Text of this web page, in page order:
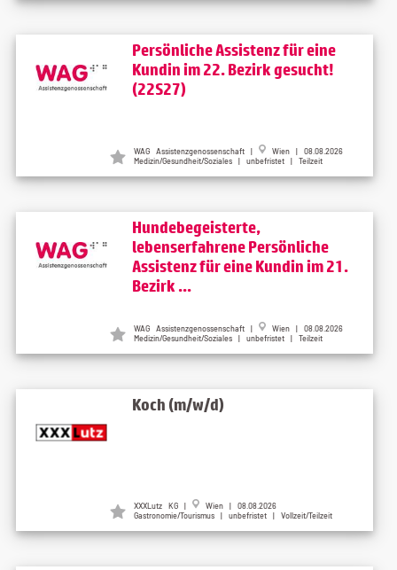
Persönliche Assistenz für eine
Kundin im 22. Bezirk gesucht!
(22S27)
WAG Assistenzgenossenschaft |
Wien | 08.08.2026
Medizin/Gesundheit/Soziales | unbefristet | Teilzeit
Hundebegeisterte,
lebenserfahrene Persönliche
Assistenz für eine Kundin im 21.
Bezirk ...
WAG Assistenzgenossenschaft |
Wien | 08.08.2026
Medizin/Gesundheit/Soziales | unbefristet | Teilzeit
Koch (m/w/d)
XXXLutz KG |
Wien | 08.08.2026
Gastronomie/Tourismus | unbefristet | Vollzeit/Teilzeit